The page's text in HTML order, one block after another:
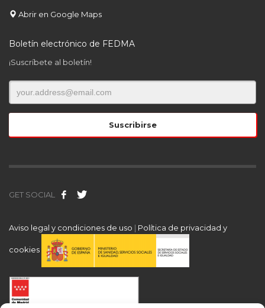
Abrir en Google Maps
Boletín electrónico de FEDMA
¡Suscríbete al boletín!
GET SOCIAL
Aviso legal y condiciones de uso | Política de privacidad y
cookies